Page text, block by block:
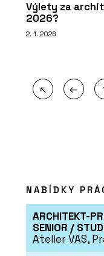
Výlety za
2026?
2. 1. 2026
↖ ←
NABÍDKY
ARCHITEKT-
SENIOR /
Atelier VAS,